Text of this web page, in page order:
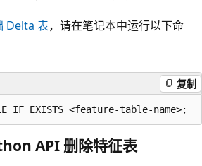
Delta 表，请在笔记本中运行以下命
复制
API 删除特征表